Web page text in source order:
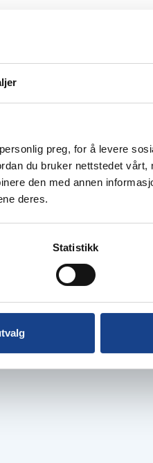
preg, for å levere
du bruker nettstedet vårt,
den med annen
deres.
Statistikk